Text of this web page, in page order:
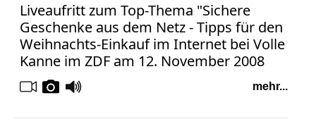
Liveaufritt zum Top-Thema "Sichere
Geschenke aus dem Netz - Tipps für den
Weihnachts-Einkauf im Internet bei Volle
Kanne im ZDF am 12. November 2008
mehr...